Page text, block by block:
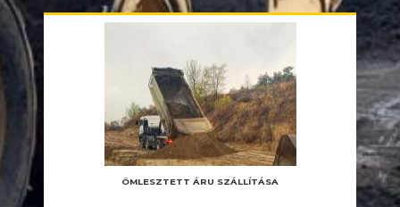
ÖMLESZTETT ÁRU SZÁLLÍTÁSA